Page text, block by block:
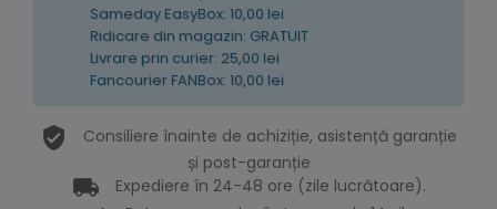
Sameday EasyBox: 10,00 lei
Ridicare din magazin: GRATUIT
Livrare prin curier: 25,00 lei
Fancourier FANBox: 10,00 lei
Consiliere înainte de achiziție, asistență garanție
și post-garanție
Expediere în 24-48 ore (zile lucrătoare).